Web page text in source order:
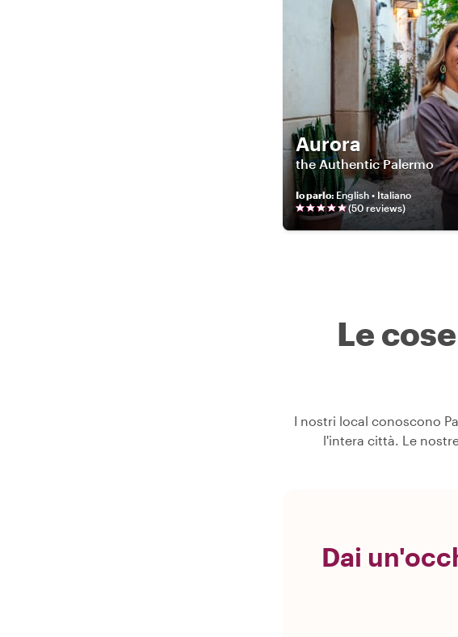
Aurora
the Authentic Palermo
Io parlo: English • Italiano
(50 reviews)
Le
I nostri local conoscono
l'intera città. Le
Dai